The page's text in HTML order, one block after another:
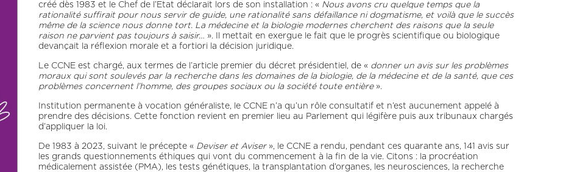
créé dès 1983 et le Chef de l’Etat déclarait lors de son installation : « Nous avons cru quelque temps que la
rationalité suffirait pour nous servir de guide, une rationalité sans défaillance ni dogmatisme, et voilà que le succès
même de la science nous donne tort. La médecine et la biologie modernes cherchent des raisons que la seule
raison ne parvient pas toujours à saisir… ». Il mettait en exergue le fait que le progrès scientifique ou biologique
devançait la réflexion morale et a fortiori la décision juridique.
Le CCNE est chargé, aux termes de l’article premier du décret présidentiel, de « donner un avis sur les problèmes
moraux qui sont soulevés par la recherche dans les domaines de la biologie, de la médecine et de la santé, que ces
problèmes concernent l’homme, des groupes sociaux ou la société toute entière».
Institution permanente à vocation généraliste, le CCNE n’a qu’un rôle consultatif et n’est aucunement appelé à
prendre des décisions. Cette fonction revient en premier lieu au Parlement qui légifère puis aux tribunaux chargés
d’appliquer la loi.
De 1983 à 2023, suivant le précepte « Deviser et Aviser», le CCNE a rendu, pendant ces quarante ans, 141 avis sur
les grands questionnements éthiques qui vont du commencement à la fin de la vie. Citons : la procréation
médicalement assistée (PMA), les tests génétiques, la transplantation d’organes, les neurosciences, la recherche